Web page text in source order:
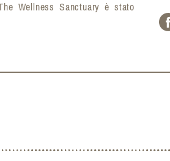
Wellness Sanctuary è stato